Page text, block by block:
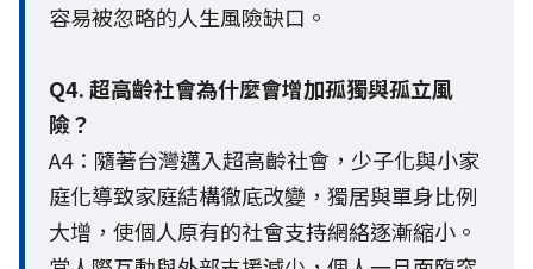
容易被忽略的人生風險缺口。
Q4. 超高齡社會為什麼會增加孤獨與孤立風
險？
A4：隨著台灣邁入超高齡社會，少子化與小家
庭化導致家庭結構徹底改變，獨居與單身比例
大增，使個人原有的社會支持網絡逐漸縮小。